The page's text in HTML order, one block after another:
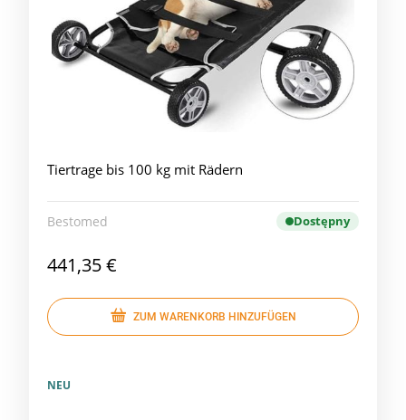
Tiertrage bis 100 kg mit Rädern
Bestomed Dostępny
441,35 €
ZUM WARENKORB HINZUFÜGEN
NEU